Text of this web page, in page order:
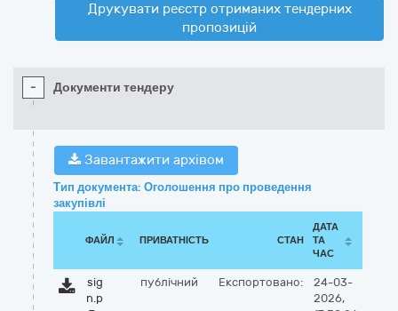
Друкувати реєстр отриманих тендерних
пропозицій
- Документи тендеру
Завантажити архівом
Тип документа: Оголошення про проведення
закупівлі
ФАЙЛ ПРИВАТНІСТЬ СТАН
ДАТА
ТА
ЧАС
sig
n.p
публічний Експортовано:
24-03-
2026,